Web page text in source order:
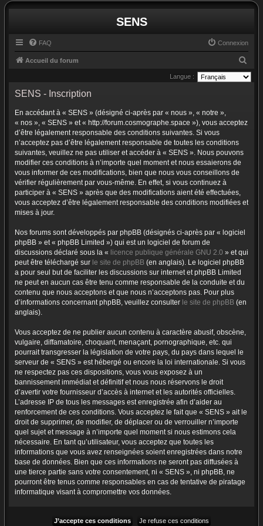
SENS
FAQ Connexion
Accueil du forum
e
Langue :
SENS - Inscription
En accédant à « SENS » (désigné ci-après par « nous », « notre »,
« nos », « SENS » et « http://forum.cosmographe.space »), vous acceptez
d’être légalement responsable des conditions suivantes. Si vous
n’acceptez pas d’être légalement responsable de toutes les conditions
suivantes, veuillez ne pas utiliser et accéder à « SENS ». Nous pouvons
modifier ces conditions à n’importe quel moment et nous essaierons de
vous informer de ces modifications, bien que nous vous conseillons de
vérifier régulièrement par vous-même. En effet, si vous continuez à
participer à « SENS » après que des modifications aient été effectuées,
vous acceptez d’être légalement responsable des conditions modifiées et
mises à jour.
Nos forums sont développés par phpBB (désignés ci-après par « logiciel
phpBB » et « phpBB Limited ») qui est un logiciel de forum de
discussions déclaré sous la « licence publique générale GNU 2.0 » et qui
peut être téléchargé sur le site de phpBB (en anglais). Le logiciel phpBB
a pour seul but de faciliter les discussions sur internet et phpBB Limited
ne peut en aucun cas être tenu comme responsable de la conduite et du
contenu que nous acceptons et que nous n’acceptons pas. Pour plus
d’informations concernant phpBB, veuillez consulter le site de phpBB (en
anglais).
Vous acceptez de ne publier aucun contenu à caractère abusif, obscène,
vulgaire, diffamatoire, choquant, menaçant, pornographique, etc. qui
pourrait transgresser la législation de votre pays, du pays dans lequel le
serveur de « SENS » est hébergé ou encore la loi internationale. Si vous
ne respectez pas ces dispositions, vous vous exposez à un
bannissement immédiat et définitif et nous nous réservons le droit
d’avertir votre fournisseur d’accès à internet et les autorités officielles.
L’adresse IP de tous les messages est enregistrée afin d’aider au
renforcement de ces conditions. Vous acceptez le fait que « SENS » ait le
droit de supprimer, de modifier, de déplacer ou de verrouiller n’importe
quel sujet et message à n’importe quel moment si nous estimons cela
nécessaire. En tant qu’utilisateur, vous acceptez que toutes les
informations que vous avez renseignées soient enregistrées dans notre
base de données. Bien que ces informations ne seront pas diffusées à
une tierce partie sans votre consentement, ni « SENS », ni phpBB, ne
pourront être tenus comme responsables en cas de tentative de piratage
informatique visant à compromettre vos données.